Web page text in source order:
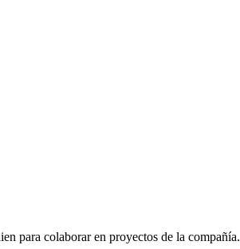
para colaborar en proyectos de la compañía.